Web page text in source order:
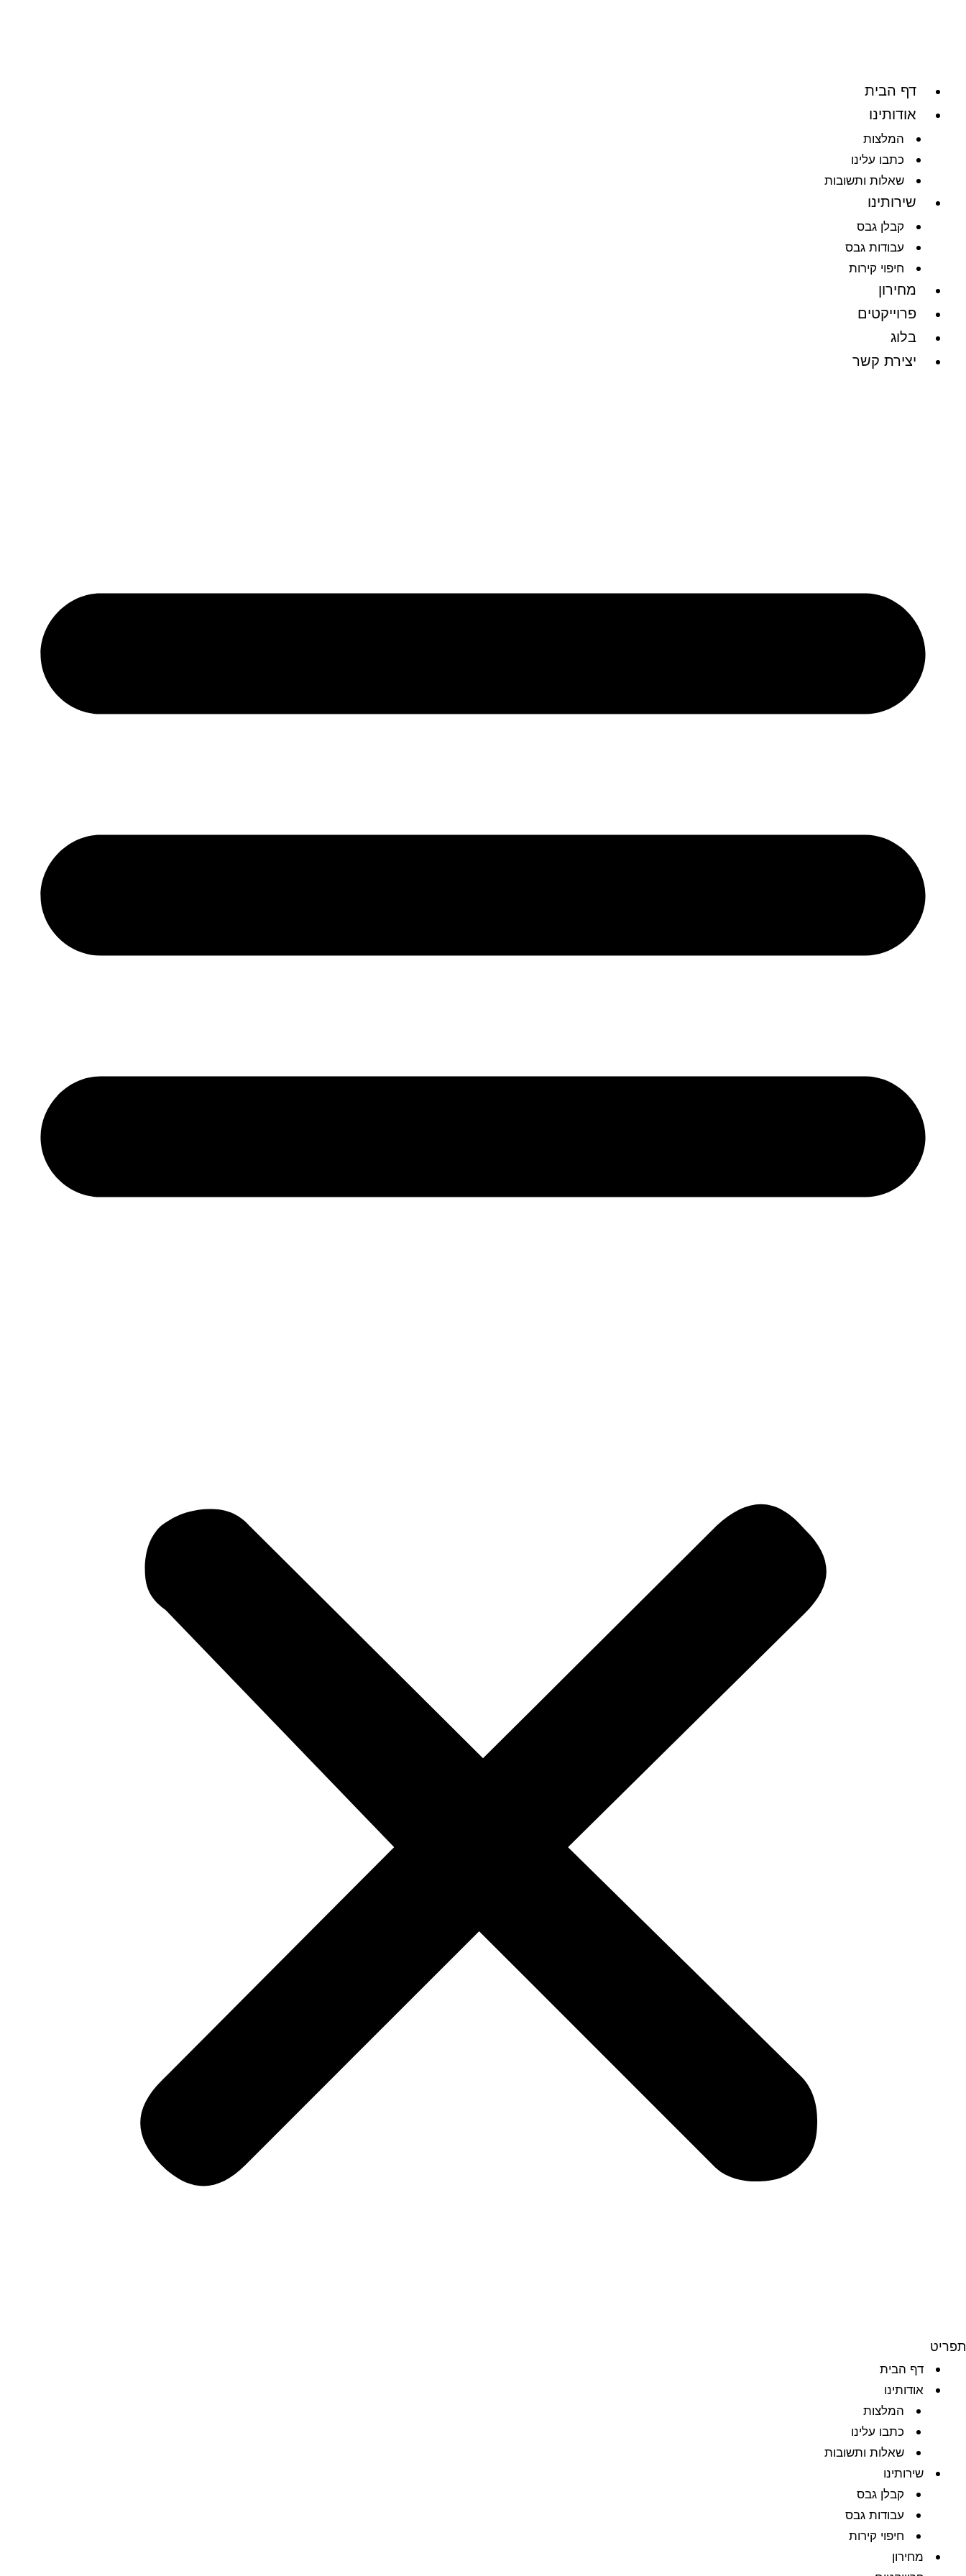
דף הבית
אודותינו
המלצות
כתבו עלינו
שאלות ותשובות
שירותינו
קבלן גבס
עבודות גבס
חיפוי קירות
מחירון
פרוייקטים
בלוג
יצירת קשר
תפריט
דף הבית
אודותינו
המלצות
כתבו עלינו
שאלות ותשובות
שירותינו
קבלן גבס
עבודות גבס
חיפוי קירות
מחירון